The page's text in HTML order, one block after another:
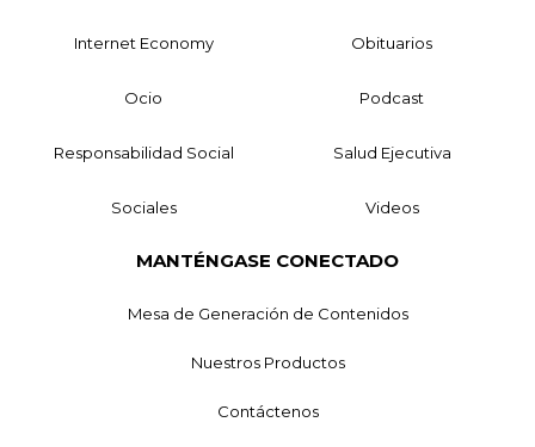
Internet Economy Obituarios
Ocio Podcast
Responsabilidad Social Salud Ejecutiva
Sociales Videos
MANTÉNGASE CONECTADO
Mesa de Generación de Contenidos
Nuestros Productos
Contáctenos